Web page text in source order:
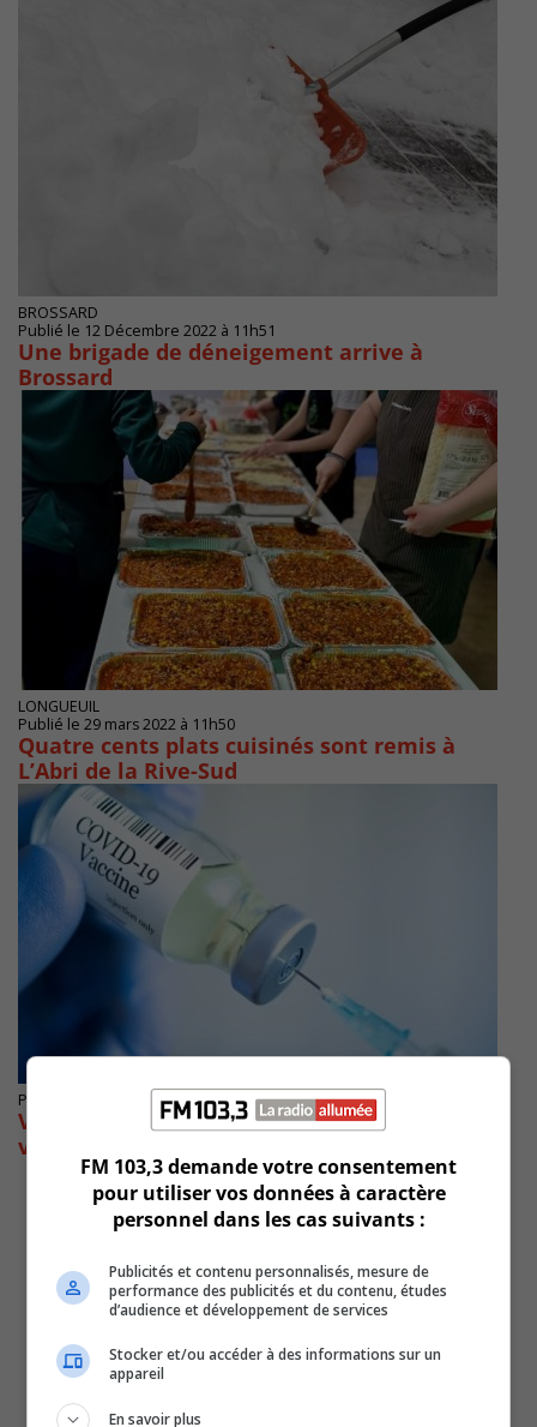
BROSSARD
Publié le 12 Décembre 2022 à 11h51
Une brigade de déneigement arrive à
Brossard
LONGUEUIL
Publié le 29 mars 2022 à 11h50
Quatre cents plats cuisinés sont remis à
L’Abri de la Rive-Sud
Publié le 4 août 2021 à 12h43
Vaccination en Montérégie : une brigade
vient en renfort
FM 103,3 demande votre consentement
pour utiliser vos données à caractère
personnel dans les cas suivants :
Publicités et contenu personnalisés, mesure de
performance des publicités et du contenu, études
d’audience et développement de services
Stocker et/ou accéder à des informations sur un
appareil
En savoir plus